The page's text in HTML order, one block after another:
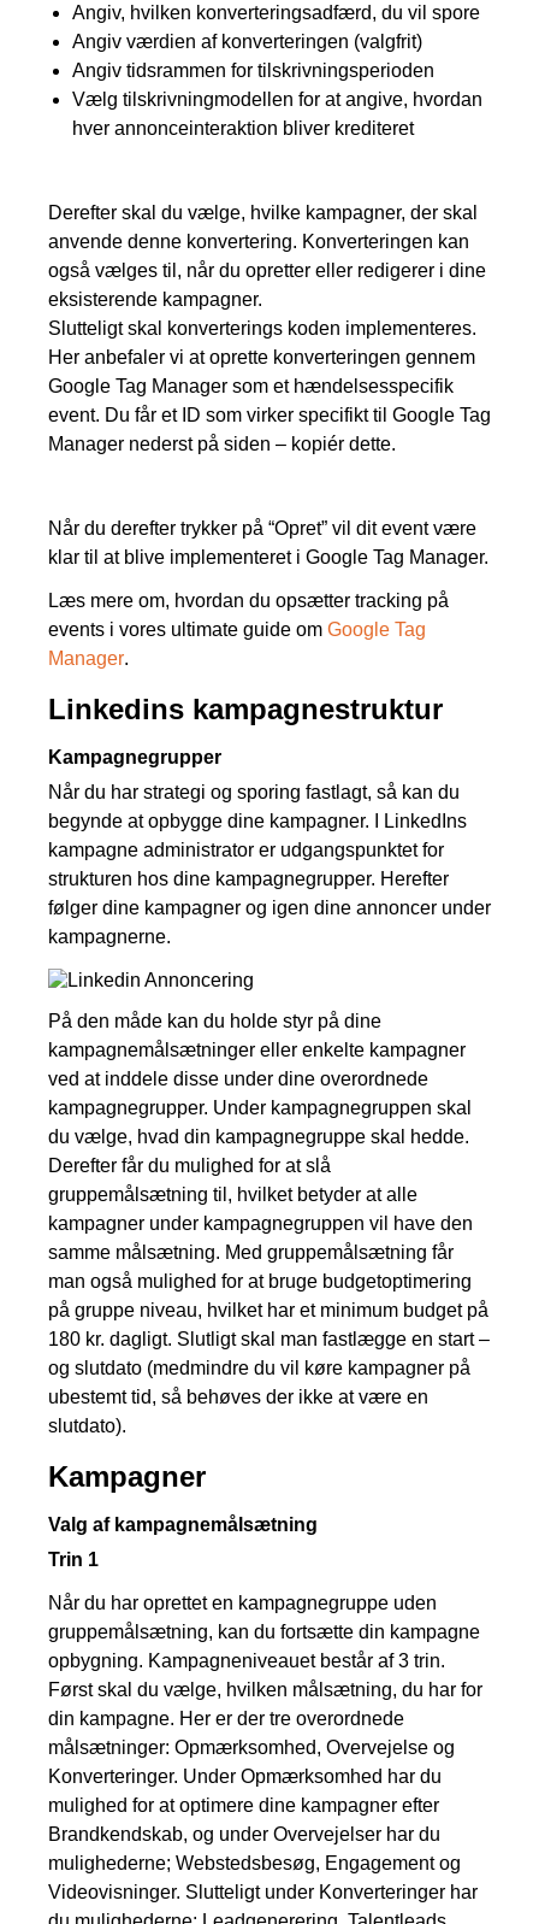
Angiv, hvilken konverteringsadfærd, du vil spore
Angiv værdien af konverteringen (valgfrit)
Angiv tidsrammen for tilskrivningsperioden
Vælg tilskrivningmodellen for at angive, hvordan
hver annonceinteraktion bliver krediteret
Derefter skal du vælge, hvilke kampagner, der skal
anvende denne konvertering. Konverteringen kan
også vælges til, når du opretter eller redigerer i dine
eksisterende kampagner.
Slutteligt skal konverterings koden implementeres.
Her anbefaler vi at oprette konverteringen gennem
Google Tag Manager som et hændelsesspecifik
event. Du får et ID som virker specifikt til Google Tag
Manager nederst på siden – kopiér dette.
Når du derefter trykker på “Opret” vil dit event være
klar til at blive implementeret i Google Tag Manager.
Læs mere om, hvordan du opsætter tracking på
events i vores ultimate guide om Google Tag
Manager.
Linkedins kampagnestruktur
Kampagnegrupper
Når du har strategi og sporing fastlagt, så kan du
begynde at opbygge dine kampagner. I LinkedIns
kampagne administrator er udgangspunktet for
strukturen hos dine kampagnegrupper. Herefter
følger dine kampagner og igen dine annoncer under
kampagnerne.
På den måde kan du holde styr på dine
kampagnemålsætninger eller enkelte kampagner
ved at inddele disse under dine overordnede
kampagnegrupper. Under kampagnegruppen skal
du vælge, hvad din kampagnegruppe skal hedde.
Derefter får du mulighed for at slå
gruppemålsætning til, hvilket betyder at alle
kampagner under kampagnegruppen vil have den
samme målsætning. Med gruppemålsætning får
man også mulighed for at bruge budgetoptimering
på gruppe niveau, hvilket har et minimum budget på
180 kr. dagligt. Slutligt skal man fastlægge en start –
og slutdato (medmindre du vil køre kampagner på
ubestemt tid, så behøves der ikke at være en
slutdato).
Kampagner
Valg af kampagnemålsætning
Trin 1
Når du har oprettet en kampagnegruppe uden
gruppemålsætning, kan du fortsætte din kampagne
opbygning. Kampagneniveauet består af 3 trin.
Først skal du vælge, hvilken målsætning, du har for
din kampagne. Her er der tre overordnede
målsætninger: Opmærksomhed, Overvejelse og
Konverteringer. Under Opmærksomhed har du
mulighed for at optimere dine kampagner efter
Brandkendskab, og under Overvejelser har du
mulighederne; Webstedsbesøg, Engagement og
Videovisninger. Slutteligt under Konverteringer har